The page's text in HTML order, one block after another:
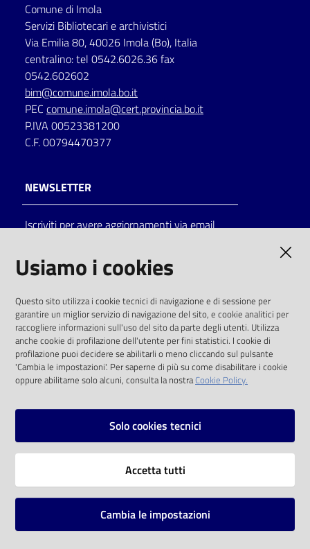
lettura
Seguici
su
Catalogo
on line
Eventi
Chiedi al
bibliotecario
Comune di Imola
Servizi Bibliotecari e archivistici
Via Emilia 80, 40026 Imola (Bo), Italia
centralino: tel 0542.6026.36 fax
0542.602602
bim@comune.imola.bo.it
PEC comune.imola@cert.provincia.bo.it
P.IVA 00523381200
C.F. 00794470377
NEWSLETTER
Iscriviti per avere aggiornamenti via email
solo alle condizioni previste dalla direttiva
comunitaria 2003/98/CE e dal d.lgs. 36/2006
SOCIAL
Instagram
Vai alla pagina
Mappa del sito
Usiamo i cookies
Questo sito utilizza i cookie tecnici di navigazione e di sessione per
garantire un miglior servizio di navigazione del sito, e cookie analitici per
raccogliere informazioni sull'uso del sito da parte degli utenti. Utilizza
anche cookie di profilazione dell'utente per fini statistici. I cookie di
profilazione puoi decidere se abilitarli o meno cliccando sul pulsante
'Cambia le impostazioni'. Per saperne di più su come disabilitare i cookie
oppure abilitarne solo alcuni, consulta la nostraCookie Policy.
Solo cookies tecnici
Accetta tutti
Cambia le impostazioni